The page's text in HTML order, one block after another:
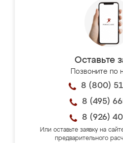
Оставьте
Позвоните по
8 (800)
8 (495)
8 (926)
Или оставьте заявку на
предварительного